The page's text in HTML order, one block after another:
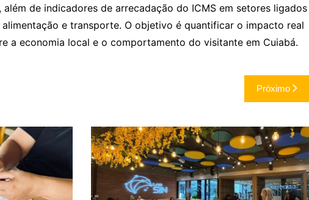
além de indicadores de arrecadação do ICMS em setores ligados
e transporte. O objetivo é quantificar o impacto real
a economia local e o comportamento do visitante em Cuiabá.
Próximo